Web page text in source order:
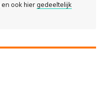
en ook hier gedeeltelijk